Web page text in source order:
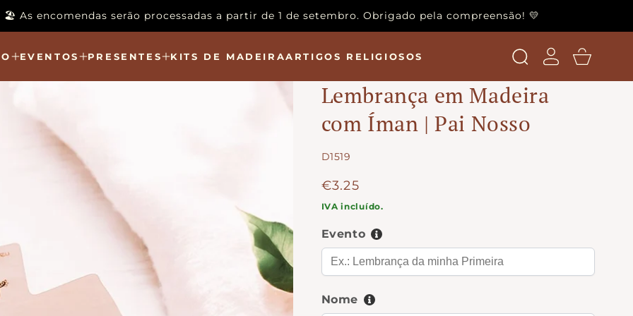
🏖️ As encomendas serão processadas a partir de 1 de setembro. Obrigado pela compreensão! 💛
EVENTOS PRESENTES KITS DE MADEIRAARTIGOS RELIGIOSOS Login Carrinho
Lembrança em Madeira
com Íman | Pai Nosso
SKU:
D1519
Preço
normal
€3.25
IVA incluído.
Evento
Nome